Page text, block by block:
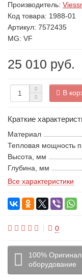
Производитель:
Код товара: 1988-01
Артикул: 7572435
MG: VF
25 010 руб.
В
Краткие
Материал
Тепловая мощность
Высота, мм
Глубина, мм
Все характеристики
0
100%
оборудование